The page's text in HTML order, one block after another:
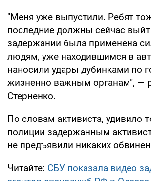
"Меня уже выпустили. Ребят
последние должны сейчас
задержании была применена
людям, уже находившимся в
наносили удары дубинками по
жизненно важным органам", —
Стерненко.
По словам активиста, удивило
полиции задержанным
не предъявили никаких
Читайте: СБУ показала видео